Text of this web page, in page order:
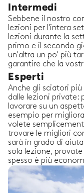
Intermedi
Sebbene il nostro
lezioni per l'intera
lezioni durante la
primo e il secondo
un'altra un po' più
garantire che la
Esperti
Anche gli sciatori
dalle lezioni private:
lavorare su un
esempio per
volete
trovare le migliori
sarà in grado di
sola lezione,
spesso è più